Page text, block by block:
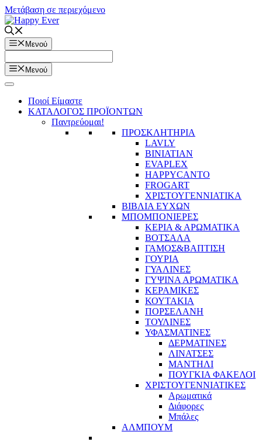
Μετάβαση σε περιεχόμενο
Μενού
Μενού
Ποιοί Είμαστε
ΚΑΤΑΛΟΓΟΣ ΠΡΟΪΟΝΤΩΝ
Παντρεύομαι!
ΠΡΟΣΚΛΗΤΗΡΙΑ
LAVLY
BINIATIAN
EVAPLEX
HAPPYCANTO
FROGART
ΧΡΙΣΤΟΥΓΕΝΝΙΑΤΙΚΑ
ΒΙΒΛΙΑ ΕΥΧΩΝ
ΜΠΟΜΠΟΝΙΕΡΕΣ
ΚΕΡΙΑ & ΑΡΩΜΑΤΙΚΑ
ΒΟΤΣΑΛΑ
ΓΑΜΟΣ&ΒΑΠΤΙΣΗ
ΓΟΥΡΙΑ
ΓΥΑΛΙΝΕΣ
ΓΥΨΙΝΑ ΑΡΩΜΑΤΙΚΑ
ΚΕΡΑΜΙΚΕΣ
ΚΟΥΤΑΚΙΑ
ΠΟΡΣΕΛΑΝΗ
ΤΟΥΛΙΝΕΣ
ΥΦΑΣΜΑΤΙΝΕΣ
ΔΕΡΜΑΤΙΝΕΣ
ΛΙΝΑΤΣΕΣ
ΜΑΝΤΗΛΙ
ΠΟΥΓΚΙΑ ΦΑΚΕΛΟΙ
ΧΡΙΣΤΟΥΓΕΝΝΙΑΤΙΚΕΣ
Αρωματικά
Διάφορες
Μπάλες
ΑΛΜΠΟΥΜ